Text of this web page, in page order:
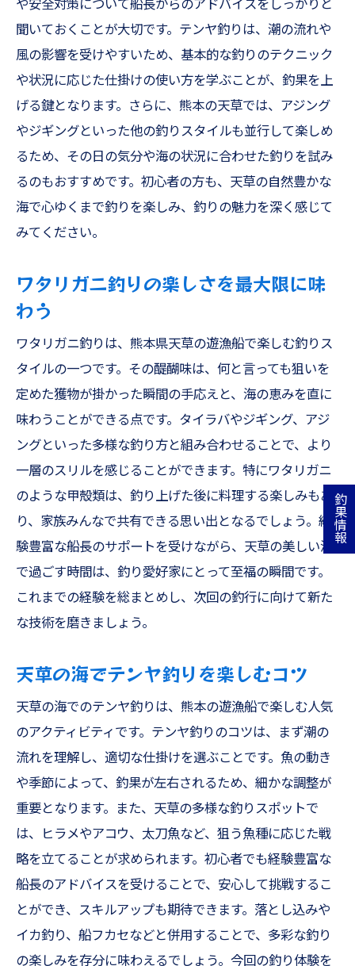
や安全対策について船長からのアドバイスをしっかりと
聞いておくことが大切です。テンヤ釣りは、潮の流れや
風の影響を受けやすいため、基本的な釣りのテクニック
や状況に応じた仕掛けの使い方を学ぶことが、釣果を上
げる鍵となります。さらに、熊本の天草では、アジング
やジギングといった他の釣りスタイルも並行して楽しめ
るため、その日の気分や海の状況に合わせた釣りを試み
るのもおすすめです。初心者の方も、天草の自然豊かな
海で心ゆくまで釣りを楽しみ、釣りの魅力を深く感じて
みてください。
ワタリガニ釣りの楽しさを最大限に味
わう
ワタリガニ釣りは、熊本県天草の遊漁船で楽しむ釣りス
タイルの一つです。その醍醐味は、何と言っても狙いを
定めた獲物が掛かった瞬間の手応えと、海の恵みを直に
味わうことができる点です。タイラバやジギング、アジ
ングといった多様な釣り方と組み合わせることで、より
一層のスリルを感じることができます。特にワタリガニ
のような甲殻類は、釣り上げた後に料理する楽しみもあ
り、家族みんなで共有できる思い出となるでしょう。経
験豊富な船長のサポートを受けながら、天草の美しい海
で過ごす時間は、釣り愛好家にとって至福の瞬間です。
これまでの経験を総まとめし、次回の釣行に向けて新た
な技術を磨きましょう。
天草の海でテンヤ釣りを楽しむコツ
天草の海でのテンヤ釣りは、熊本の遊漁船で楽しむ人気
のアクティビティです。テンヤ釣りのコツは、まず潮の
流れを理解し、適切な仕掛けを選ぶことです。魚の動き
や季節によって、釣果が左右されるため、細かな調整が
重要となります。また、天草の多様な釣りスポットで
は、ヒラメやアコウ、太刀魚など、狙う魚種に応じた戦
略を立てることが求められます。初心者でも経験豊富な
船長のアドバイスを受けることで、安心して挑戦するこ
とができ、スキルアップも期待できます。落とし込みや
イカ釣り、船フカセなどと併用することで、多彩な釣り
の楽しみを存分に味わえるでしょう。今回の釣り体験を
釣果情報